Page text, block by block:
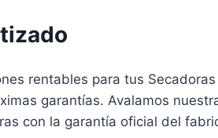
rentables para tus
garantías. Avalamos
con la garantía oficial del